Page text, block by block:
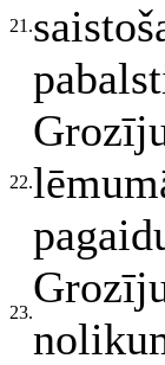
21.
22.
23.